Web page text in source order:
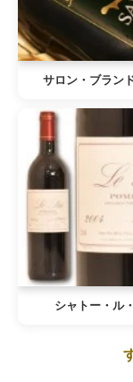
サロン・ブラン
シャトー・ル